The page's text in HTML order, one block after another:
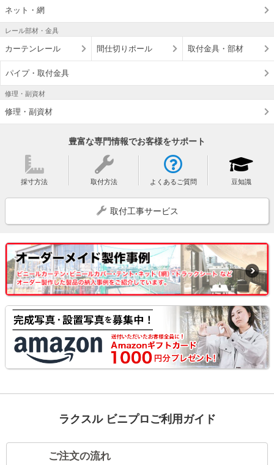
ネット・網
レール部材・金具
カーテンレール 間仕切りポール 取付金具・部材
パイプ・取付金具
修理・副資材
修理・副資材
豊富な専門情報でお客様をサポート
採寸方法 取付方法 よくあるご質問 豆知識
取付工事サービス
ラクスル ビニプロご利用ガイド
ご注文の流れ